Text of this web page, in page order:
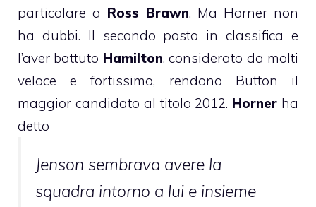
particolare a Ross Brawn. Ma Horner non
ha dubbi. Il secondo posto in classifica e
l’aver battuto Hamilton, considerato da molti
veloce e fortissimo, rendono Button il
maggior candidato al titolo 2012. Horner ha
detto
Jenson sembrava avere la
squadra intorno a lui e insieme